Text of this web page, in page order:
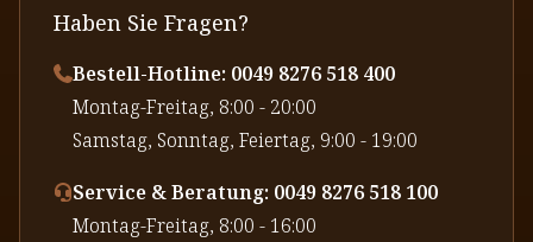
Haben Sie Fragen?
Bestell-Hotline: 0049 8276 518 400
⁠Montag-Freitag, 8:00 - 20:00
⁠Samstag, Sonntag, Feiertag, 9:00 - 19:00
Service & Beratung: 0049 8276 518 100
⁠Montag-Freitag, 8:00 - 16:00